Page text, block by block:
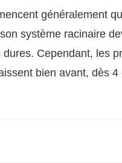
généralement
système racinaire
Cependant, les
bien avant, dès 4